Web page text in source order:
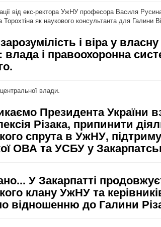
від екс-ректора УжНУ професора Василя
як наукового консультанта для Галини
і віра у
і правоохоронна
влади.
Президента України
Різака, припинити
спрута в УжНУ,
ОВА та УСБУ у
У Закарпатті
клану УжНУ та
відношенню до Галини